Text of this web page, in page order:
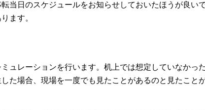
当日のスケジュールをお知らせしておいたほうが良い
ます。
ュレーションを行います。机上では想定していなかっ
た場合、現場を一度でも見たことがあるのと見たこと